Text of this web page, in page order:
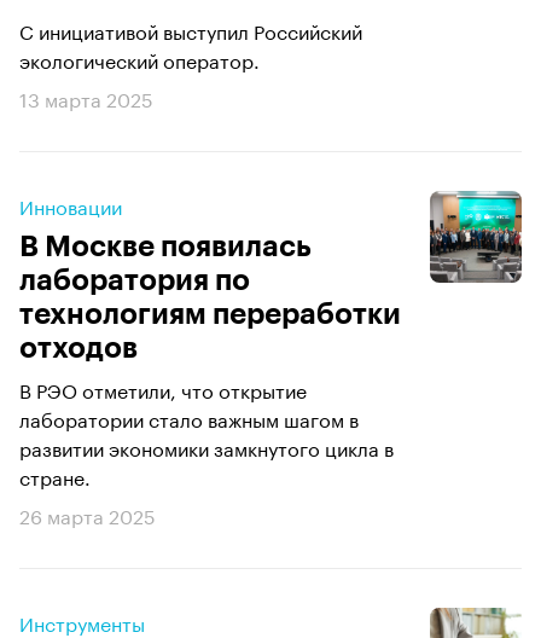
С инициативой выступил Российский
экологический оператор.
13 марта 2025
Инновации
В Москве появилась
лаборатория по
технологиям переработки
отходов
В РЭО отметили, что открытие
лаборатории стало важным шагом в
развитии экономики замкнутого цикла в
стране.
26 марта 2025
Инструменты